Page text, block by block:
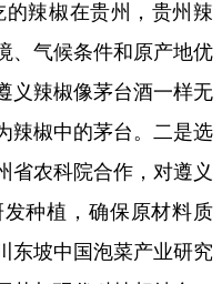
辣椒在贵州，贵州辣
、气候条件和原产地优
义辣椒像茅台酒一样无
辣椒中的茅台。二是选
省农科院合作，对遵义
种植，确保原材料质
东坡中国泡菜产业研究